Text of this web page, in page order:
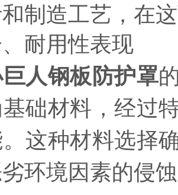
制造工艺，在
用性表现​​
人钢板防护罩
础材料，经过
这种材料选择
环境因素的侵